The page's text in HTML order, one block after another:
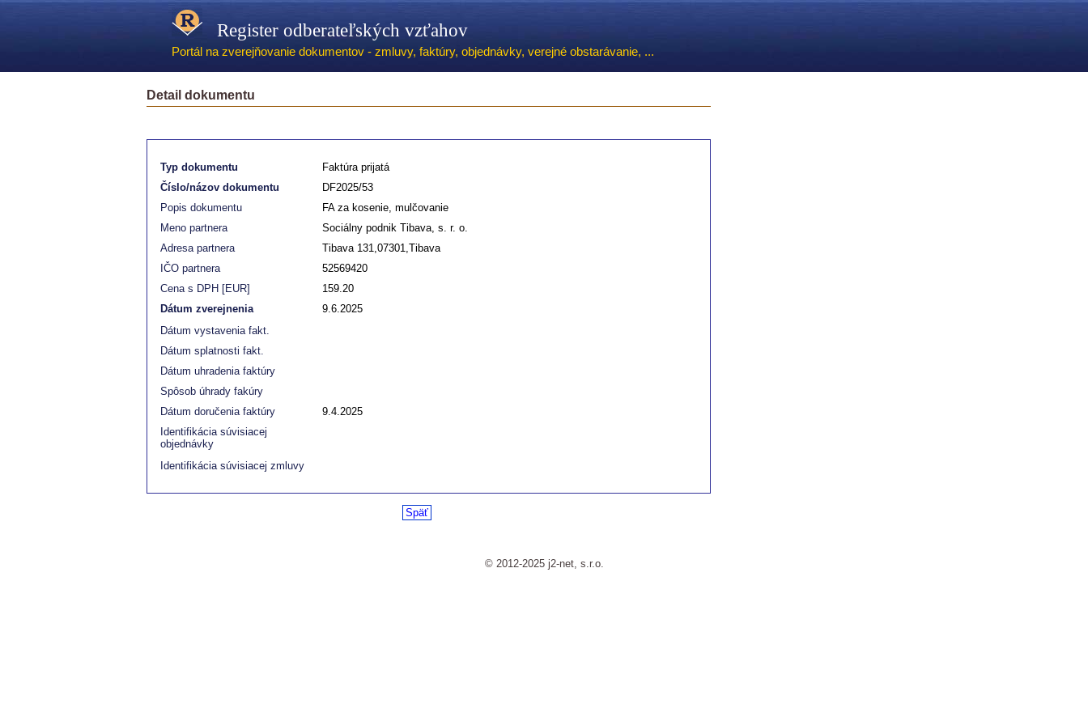
Register odberateľských vzťahov
Portál na zverejňovanie dokumentov - zmluvy, faktúry, objednávky, verejné obstarávanie, ...
Detail dokumentu
Typ dokumentu
Faktúra prijatá
Číslo/názov dokumentu
DF2025/53
Popis dokumentu
FA za kosenie, mulčovanie
Meno partnera
Sociálny podnik Tibava, s. r. o.
Adresa partnera
Tibava 131,07301,Tibava
IČO partnera
52569420
Cena s DPH [EUR]
159.20
Dátum zverejnenia
9.6.2025
Dátum vystavenia fakt.
Dátum splatnosti fakt.
Dátum uhradenia faktúry
Spôsob úhrady fakúry
Dátum doručenia faktúry
9.4.2025
Identifikácia súvisiacej
objednávky
Identifikácia súvisiacej zmluvy
Späť
© 2012-2025 j2-net, s.r.o.